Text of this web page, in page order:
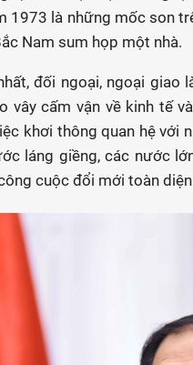
1973 là những mốc son
Nam sum họp một nhà.
đối ngoại, ngoại giao
vây cấm vận về kinh tế
khơi thông quan hệ với
láng giềng, các nước
cuộc đổi mới toàn